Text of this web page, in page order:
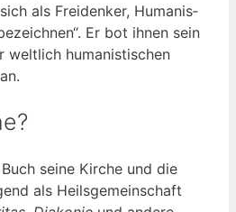
als Frei­den­ker, Huma­nis­
Er bot ihnen sein
welt­lich huma­nis­ti­schen
sei­ne Kir­che und die
als Heils­ge­mein­schaft